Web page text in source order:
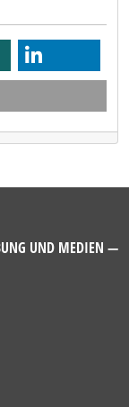
UND MEDIEN —